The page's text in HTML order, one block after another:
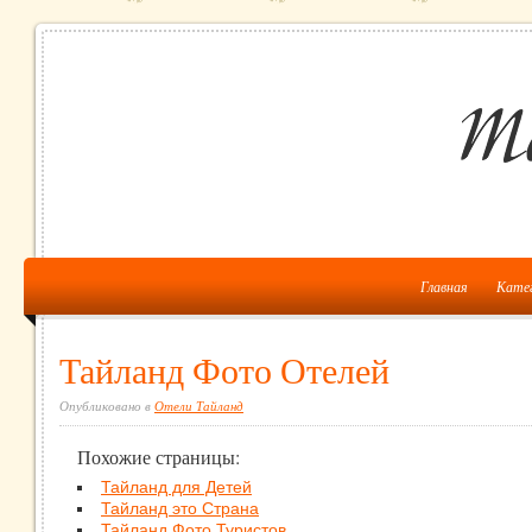
Главная
Тайланд Фото Отелей
Опубликовано в Отели Тайланд
Похожие страницы:
Тайланд для Детей
Тайланд это Страна